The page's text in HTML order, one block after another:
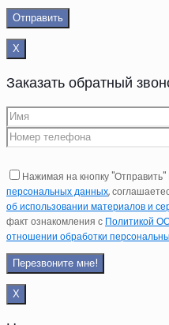
Х
Заказать обратный
Нажимая на кнопку
персональных данных,
об использовании материалов и
факт ознакомления с Политикой
отношении обработки
Х